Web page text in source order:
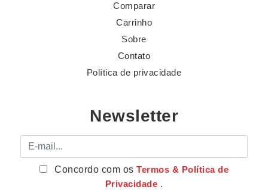
Comparar
Carrinho
Sobre
Contato
Política de privacidade
Newsletter
E-mail
Concordo com osTermos & Política de
Privacidade .